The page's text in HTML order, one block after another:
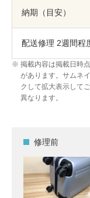
採用情報
納期（目安）
配送修理 2週間程
掲載内容は掲載日時
があります。サムネ
クして拡大表示して
異なります。
修理前